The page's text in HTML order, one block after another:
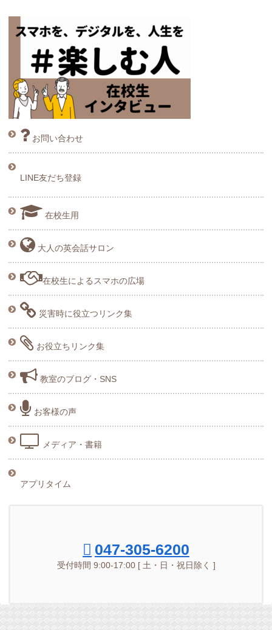
お問い合わせ
LINE友だち登録
在校生用
大人の英会話サロン
在校生によるスマホの広場
災害時に役立つリンク集
お役立ちリンク集
教室のブログ・SNS
お客様の声
メディア・書籍
アプリタイム
047-305-6200
受付時間 9:00-17:00 [ 土・日・祝日除く ]